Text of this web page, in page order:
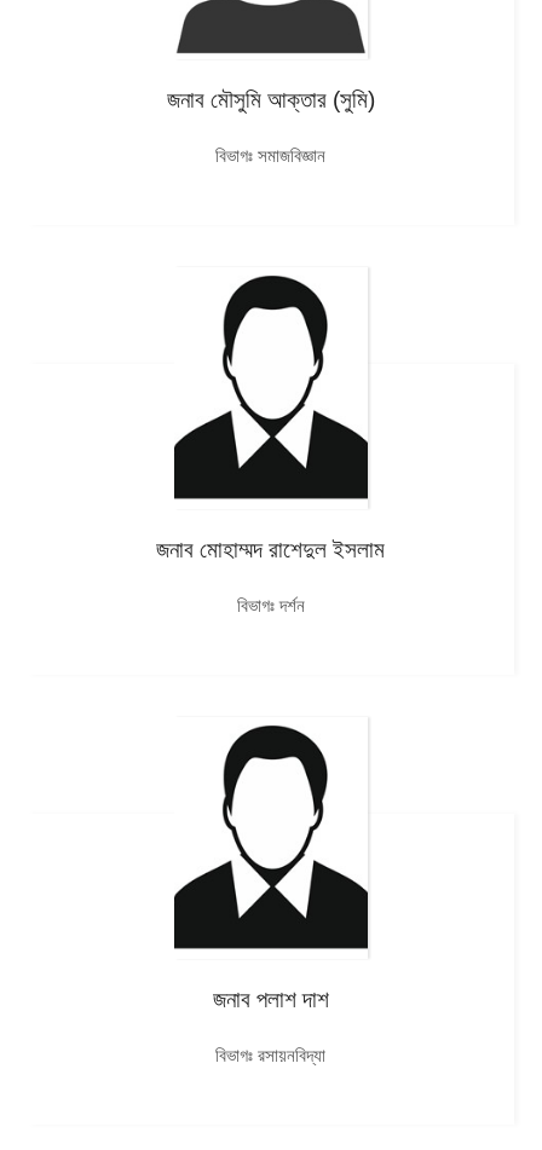
জনাব মৌসুমি আক্তার (সুমি)
বিভাগঃ সমাজবিজ্ঞান
জনাব মোহাম্মদ রাশেদুল ইসলাম
বিভাগঃ দর্শন
জনাব পলাশ দাশ
বিভাগঃ রসায়নবিদ্যা